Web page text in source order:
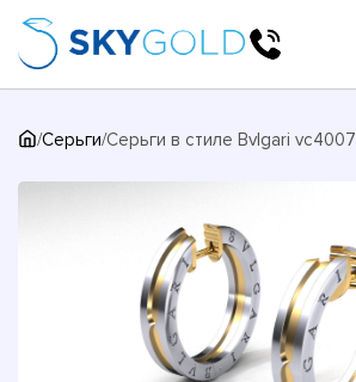
/Серьги/Серьги в стиле Bvlgari vc4007